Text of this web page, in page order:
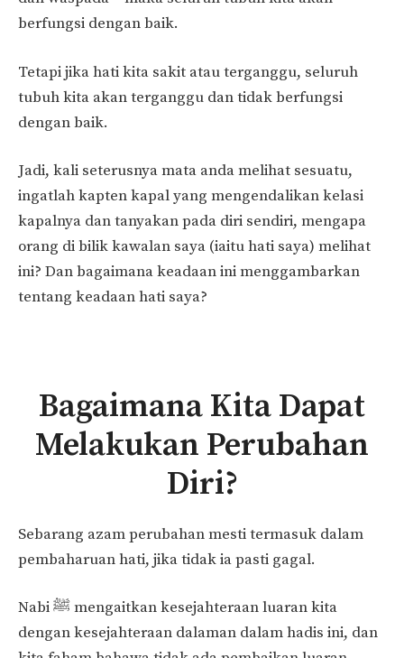
berfungsi dengan baik.
Tetapi jika hati kita sakit atau terganggu, seluruh
tubuh kita akan terganggu dan tidak berfungsi
dengan baik.
Jadi, kali seterusnya mata anda melihat sesuatu,
ingatlah kapten kapal yang mengendalikan kelasi
kapalnya dan tanyakan pada diri sendiri, mengapa
orang di bilik kawalan saya (iaitu hati saya) melihat
ini? Dan bagaimana keadaan ini menggambarkan
tentang keadaan hati saya?
Bagaimana Kita Dapat
Melakukan Perubahan
Diri?
Sebarang azam perubahan mesti termasuk dalam
pembaharuan hati, jika tidak ia pasti gagal.
Nabi ﷺ mengaitkan kesejahteraan luaran kita
dengan kesejahteraan dalaman dalam hadis ini, dan